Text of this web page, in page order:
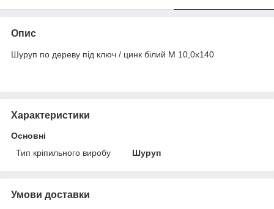
Опис
Шуруп по дереву під ключ / цинк білий М 10,0х140
Характеристики
Основні
Тип кріпильного виробу
Шуруп
Умови доставки